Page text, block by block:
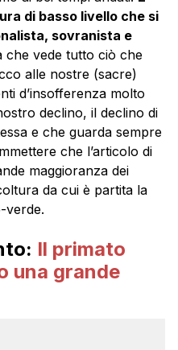
di basso livello che si
sovranista e
che vede tutto ciò che
alle nostre (sacre)
d’insofferenza molto
declino, il declino di
e che guarda sempre
che l’articolo di
maggioranza dei
da cui è partita la
verde.
Il primato
una grande